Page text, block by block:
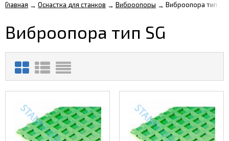
Главная → Оснастка для станков → Виброопоры → Виброопора тип SG
Виброопора тип SG